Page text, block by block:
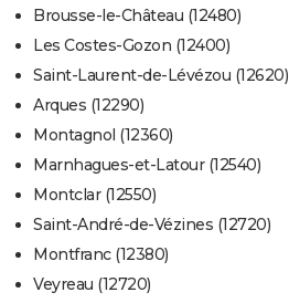
Brousse-le-Château (12480)
Les Costes-Gozon (12400)
Saint-Laurent-de-Lévézou (12620)
Arques (12290)
Montagnol (12360)
Marnhagues-et-Latour (12540)
Montclar (12550)
Saint-André-de-Vézines (12720)
Montfranc (12380)
Veyreau (12720)